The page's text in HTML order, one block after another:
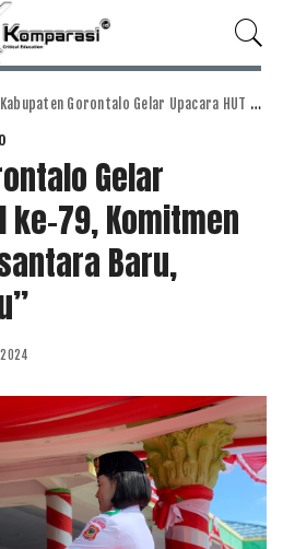
Kabupaten Gorontalo Gelar Upacara HUT RI ke-79, Komitmen Wujudkan “Nusantara Baru, Indonesia Maju”
Gelar
ke-79, Komitmen
Baru,